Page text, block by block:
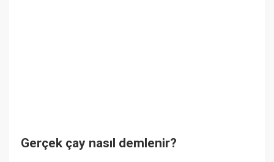
Gerçek çay nasıl demlenir?